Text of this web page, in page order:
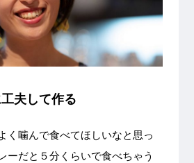
夫して作る
く噛んで食べてほしいなと思っ
ーだと５分くらいで食べちゃう